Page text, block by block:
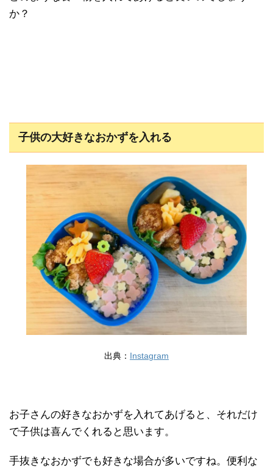
か？
子供の大好きなおかずを入れる
出典： Instagram
お子さんの好きなおかずを入れてあげると、それだけ
で子供は喜んでくれると思います。
手抜きなおかずでも好きな場合が多いですね。便利な